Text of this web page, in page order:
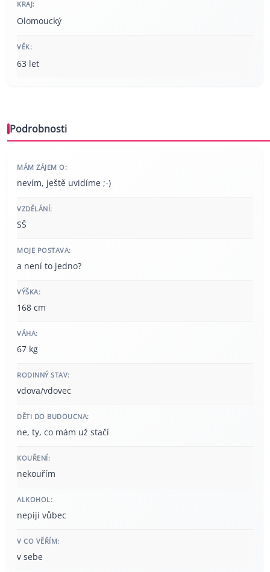
KRAJ:
Olomoucký
VĚK:
63 let
Podrobnosti
MÁM ZÁJEM O:
nevím, ještě uvidíme ;-)
VZDĚLÁNÍ:
SŠ
MOJE POSTAVA:
a není to jedno?
VÝŠKA:
168 cm
VÁHA:
67 kg
RODINNÝ STAV:
vdova/vdovec
DĚTI DO BUDOUCNA:
ne, ty, co mám už stačí
KOUŘENÍ:
nekouřím
ALKOHOL:
nepiji vůbec
V CO VĚŘÍM:
v sebe